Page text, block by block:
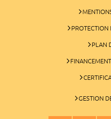
PROTECTION
PLAN
GESTION